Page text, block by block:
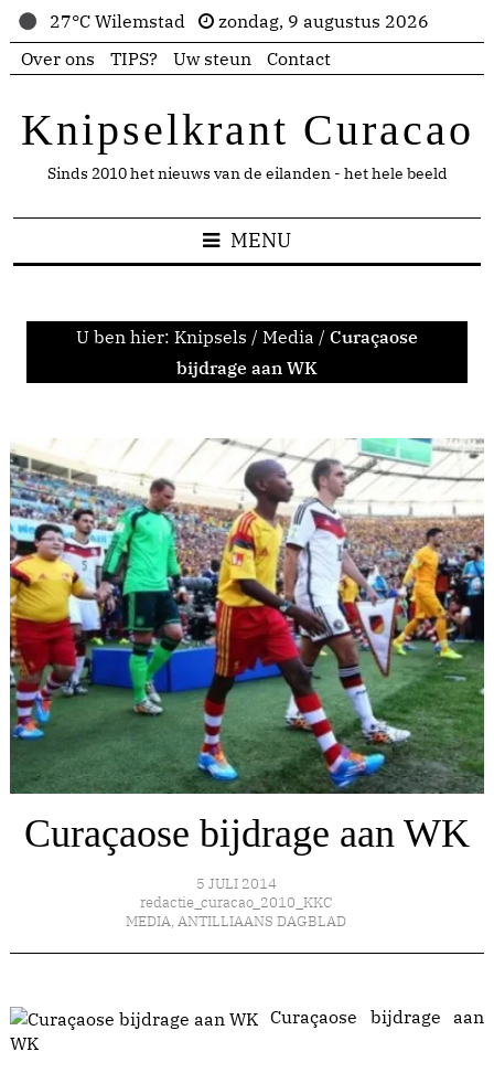
27°C Wilemstad
zondag, 9 augustus 2026
Over ons
TIPS? Uw steun Contact
Knipselkrant Curacao
Sinds 2010 het nieuws van de eilanden - het hele beeld
MENU
U ben hier: Knipsels / Media / Curaçaose
bijdrage aan WK
Curaçaose bijdrage aan WK
5 JULI 2014
redactie_curacao_2010_KKC
MEDIA, ANTILLIAANS DAGBLAD
Curaçaose bijdrage aan
WK